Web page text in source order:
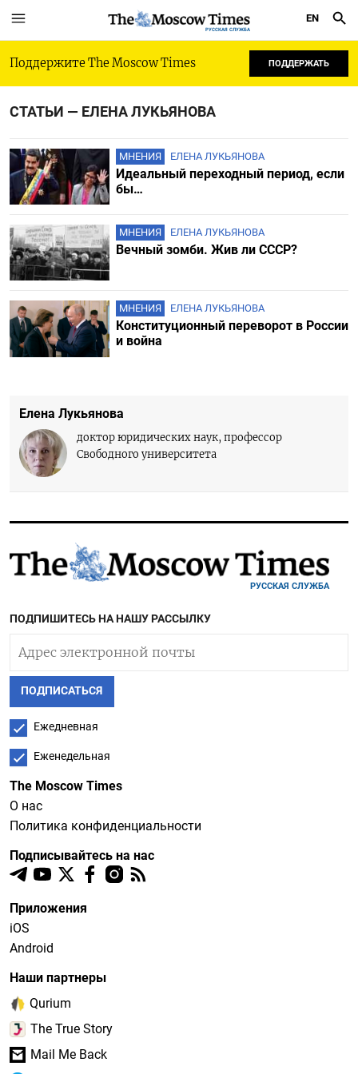
РУССКАЯ СЛУЖБА
EN
Поддержите The Moscow Times ПОДДЕРЖАТЬ
СТАТЬИ — ЕЛЕНА ЛУКЬЯНОВА
МНЕНИЯ ЕЛЕНА ЛУКЬЯНОВА
Идеальный переходный период, если
бы…
МНЕНИЯ ЕЛЕНА ЛУКЬЯНОВА
Вечный зомби. Жив ли СССР?
МНЕНИЯ ЕЛЕНА ЛУКЬЯНОВА
Конституционный переворот в России
и война
Елена Лукьянова
доктор юридических наук, профессор
Свободного университета
РУССКАЯ СЛУЖБА
ПОДПИШИТЕСЬ НА НАШУ РАССЫЛКУ
ПОДПИСАТЬСЯ
Ежедневная
Еженедельная
The Moscow Times
О нас
Политика конфиденциальности
Подписывайтесь на нас
Приложения
iOS
Android
Наши партнеры
Qurium
The True Story
Mail Me Back